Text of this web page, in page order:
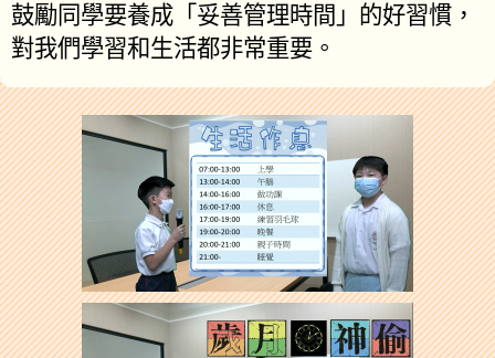
鼓勵同學要養成「妥善管理時間」的好習慣，
對我們學習和生活都非常重要。